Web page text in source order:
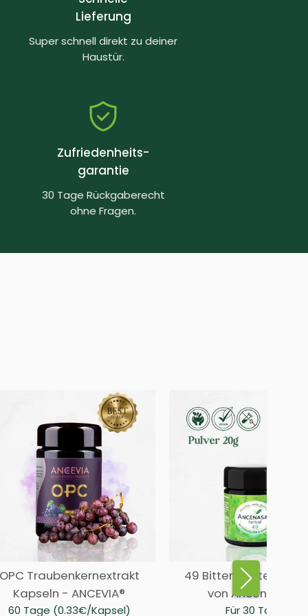
Lieferung
Super schnell direkt zu deiner
Haustür.
Zufriedenheits-
garantie
30 Tage Rückgaberecht
ohne Fragen.
OPC Traubenkernextrakt
Kapseln - ANCEVIA®
60 Tage (0.33€/Kapsel)
49 Bitterkräuter
von Ancenasan®
Für 30 Tage